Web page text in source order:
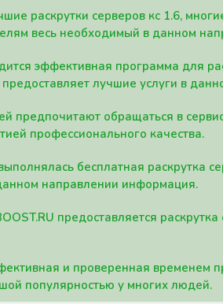
раскрутки серверов кс 1.6,
весь необходимый в данном
эффективная программа для
лучшие услуги в
предпочитают обращаться в
профессионального качества.
бесплатная раскрутка
направлении информация.
предоставляется
и проверенная временем
популярностью у многих людей.